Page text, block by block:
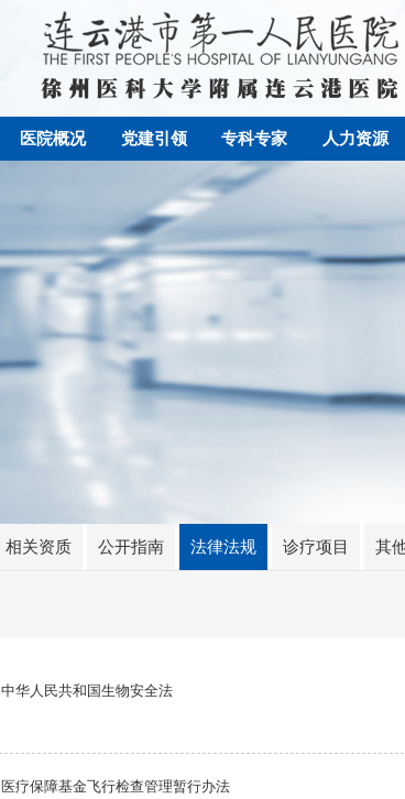
医院概况 党建引领 专科专家 人力资源
相关资质 公开指南 法律法规 诊疗项目 其
中华人民共和国生物安全法
医疗保障基金飞行检查管理暂行办法